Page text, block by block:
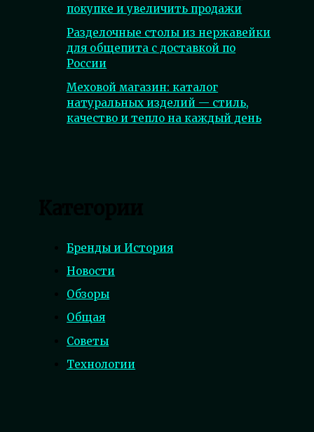
покупке и увеличить продажи
Разделочные столы из нержавейки
для общепита с доставкой по
России
Меховой магазин: каталог
натуральных изделий — стиль,
качество и тепло на каждый день
Бренды и История
Новости
Обзоры
Общая
Советы
Технологии